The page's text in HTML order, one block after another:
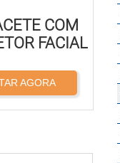
COM
FACIAL
AGORA